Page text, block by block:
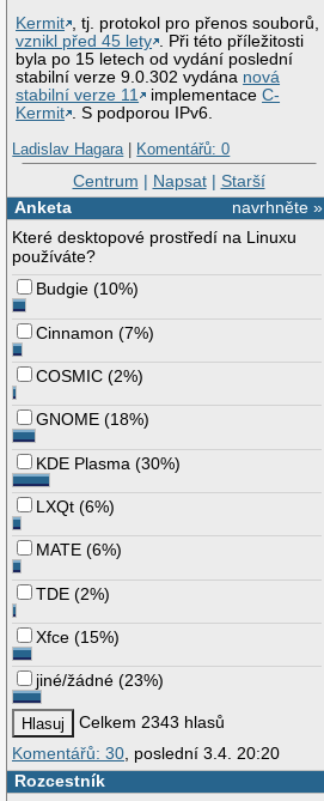
Kermit , tj. protokol pro přenos souborů,
vznikl před 45 lety . Při této příležitosti
byla po 15 letech od vydání poslední
stabilní verze 9.0.302 vydána nová
stabilní verze 11
implementaceC-
Kermit . S podporou IPv6.
Ladislav Hagara| Komentářů: 0
Centrum | Napsat| Starší
navrhněte »
Anketa
Které desktopové prostředí na Linuxu
používáte?
Budgie (10%)
Cinnamon (7%)
COSMIC (2%)
GNOME (18%)
KDE Plasma (30%)
LXQt (6%)
MATE (6%)
TDE (2%)
Xfce (15%)
jiné/žádné (23%)
Celkem 2343 hlasů
Komentářů: 30 , poslední 3.4. 20:20
Rozcestník